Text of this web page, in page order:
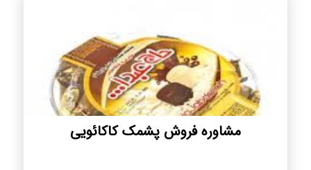
مشاوره فروش پشمک کاکائویی